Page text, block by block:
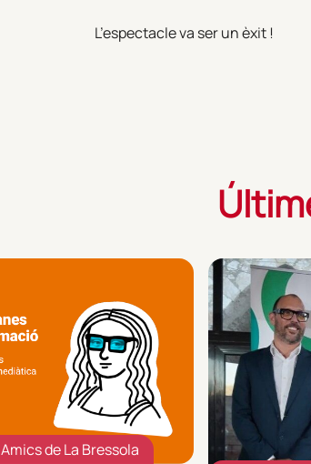
L’espectacle va ser un èxit !
Amics de La Bressola